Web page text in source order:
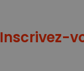
Inscrivez-